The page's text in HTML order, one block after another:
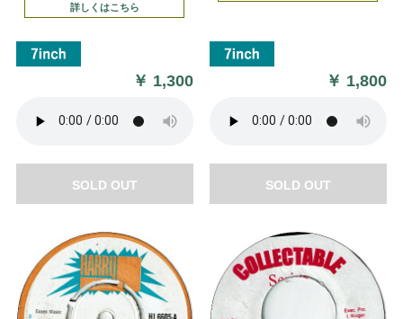
詳しくはこちら
￥ 1,300
SOLD OUT
￥ 1,800
SOLD OUT